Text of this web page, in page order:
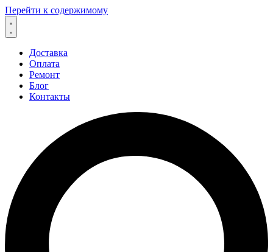
Перейти к содержимому
Доставка
Оплата
Ремонт
Блог
Контакты